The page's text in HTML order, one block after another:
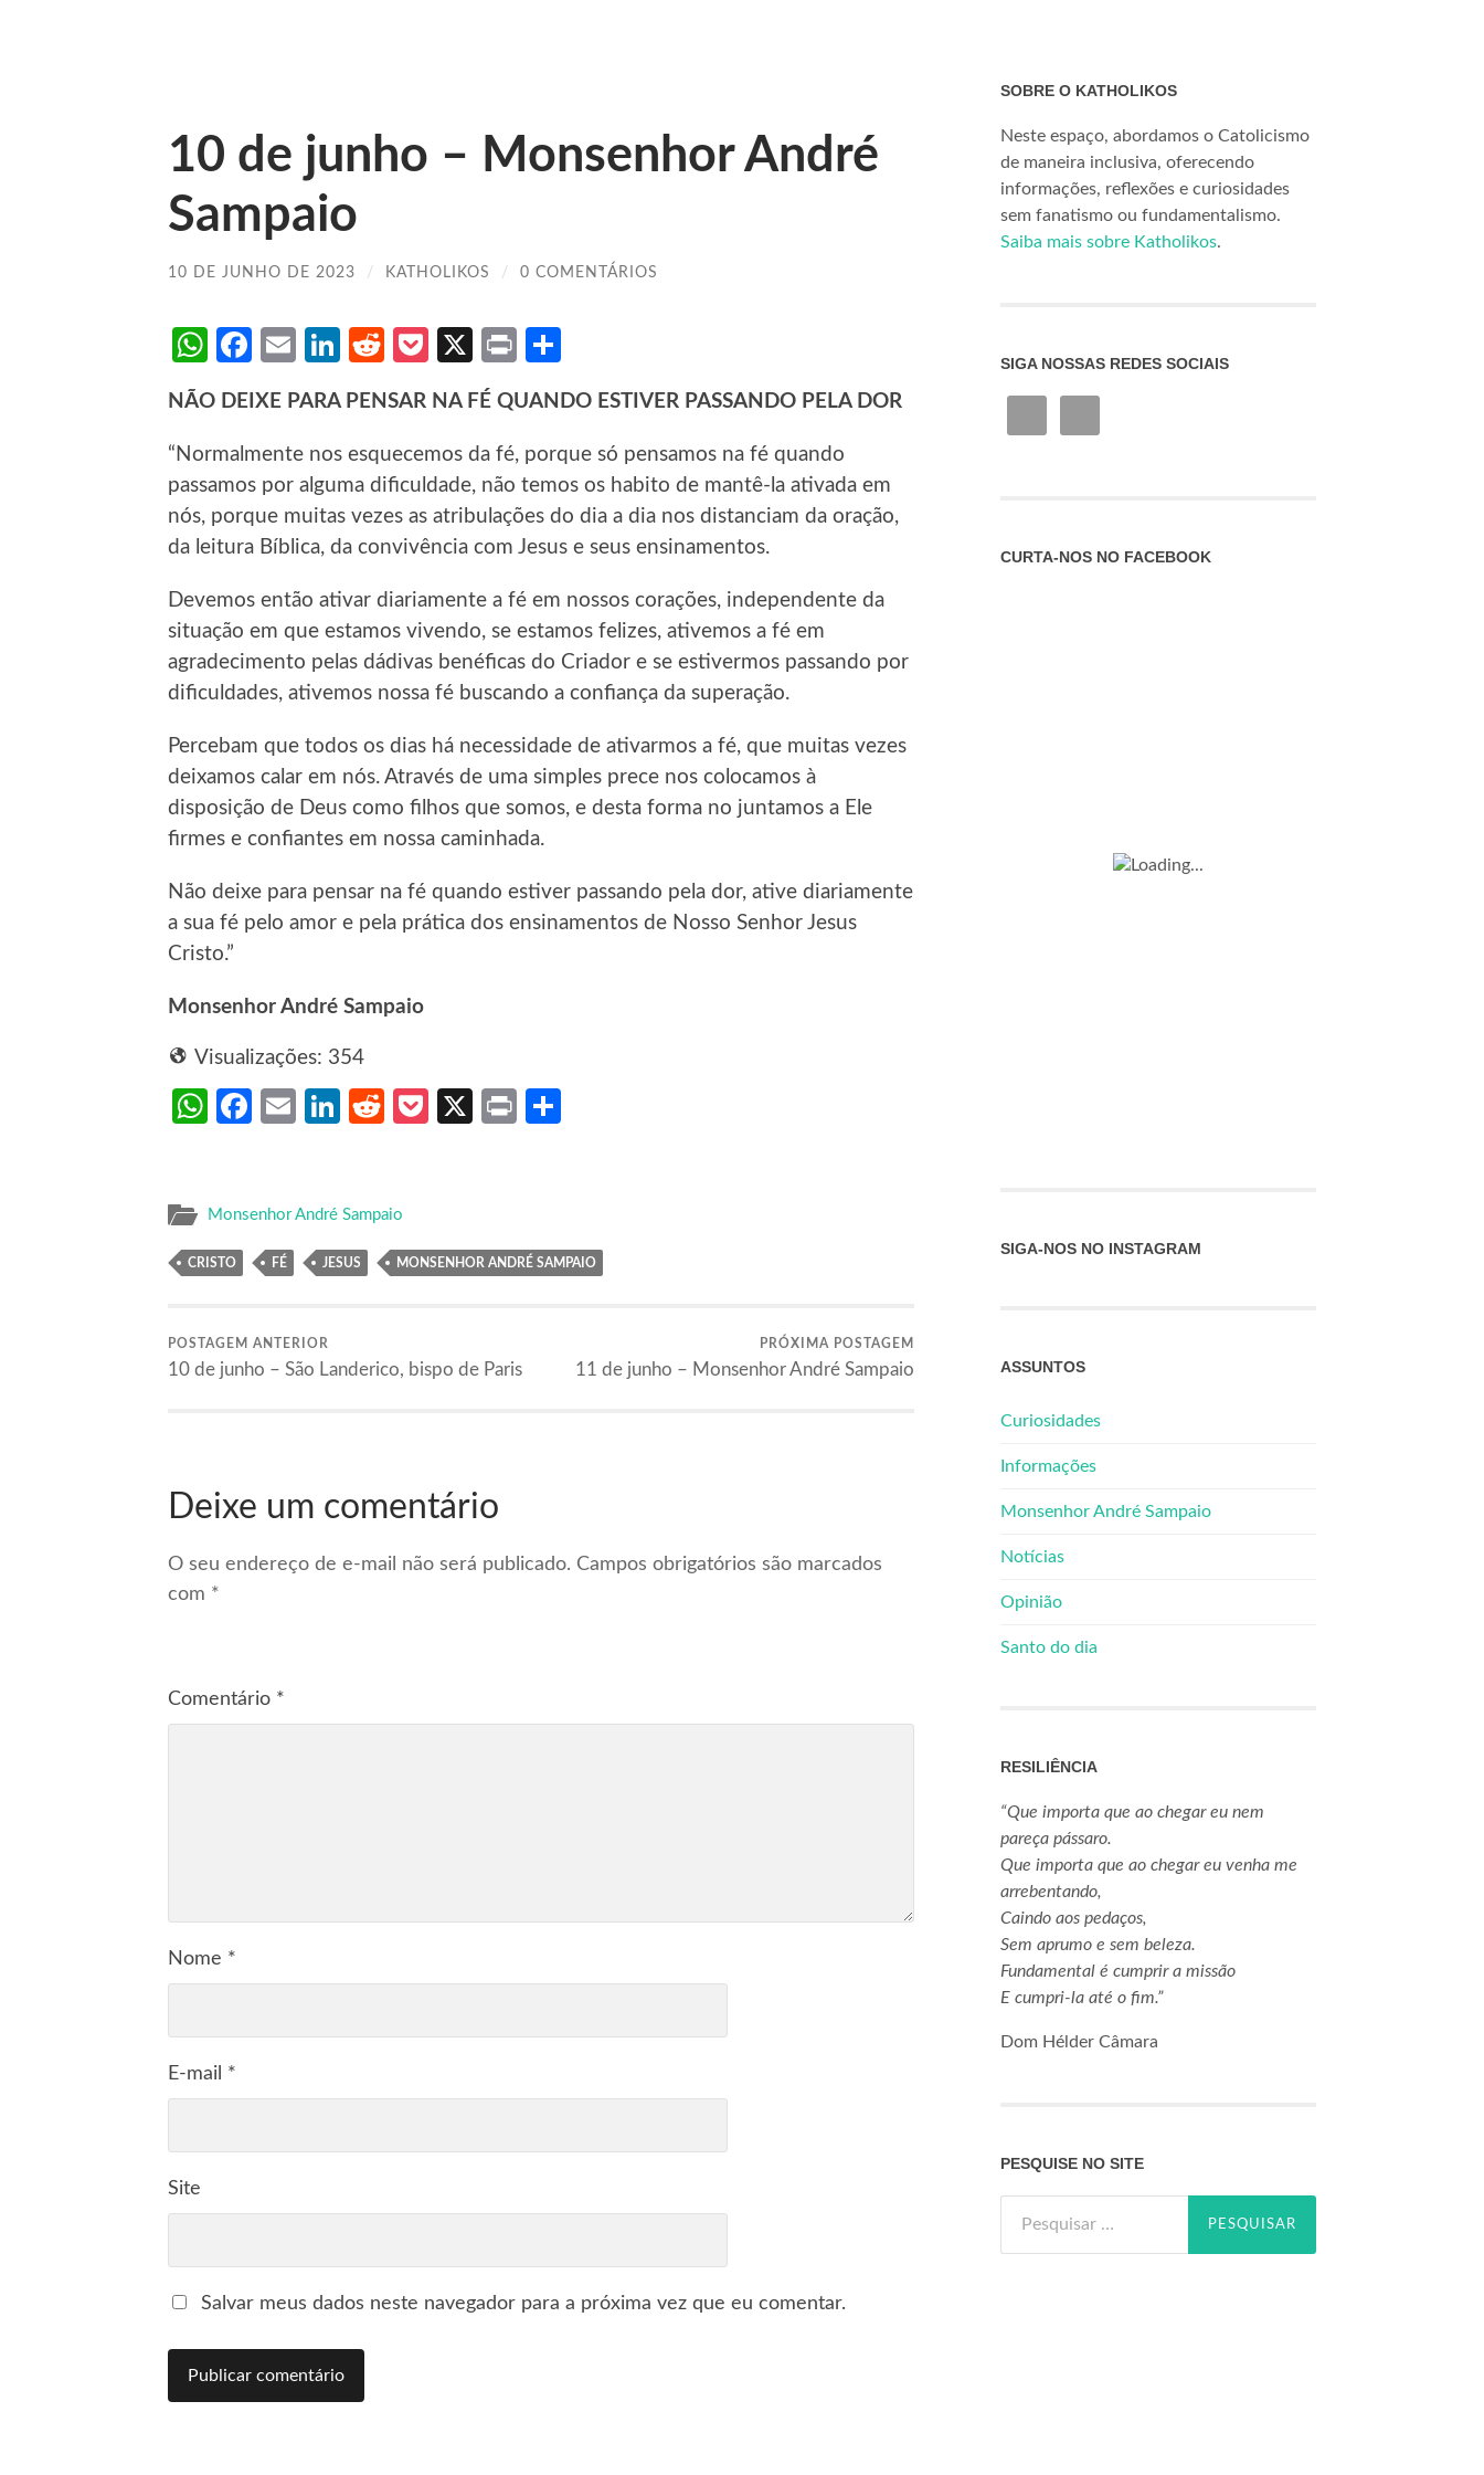
10 de junho – Monsenhor André
Sampaio
10 DE JUNHO DE 2023 / KATHOLIKOS / 0 COMENTÁRIOS
WhatsApp
Facebook
EmailLinkedIn
RedditPocket
X Print
NÃO DEIXE PARA PENSAR NA FÉ QUANDO ESTIVER PASSANDO PELA DOR
“Normalmente nos esquecemos da fé, porque só pensamos na fé quando
passamos por alguma dificuldade, não temos os habito de mantê-la ativada em
nós, porque muitas vezes as atribulações do dia a dia nos distanciam da oração,
da leitura Bíblica, da convivência com Jesus e seus ensinamentos.
Devemos então ativar diariamente a fé em nossos corações, independente da
situação em que estamos vivendo, se estamos felizes, ativemos a fé em
agradecimento pelas dádivas benéficas do Criador e se estivermos passando por
dificuldades, ativemos nossa fé buscando a confiança da superação.
Percebam que todos os dias há necessidade de ativarmos a fé, que muitas vezes
deixamos calar em nós. Através de uma simples prece nos colocamos à
disposição de Deus como filhos que somos, e desta forma no juntamos a Ele
firmes e confiantes em nossa caminhada.
Não deixe para pensar na fé quando estiver passando pela dor, ative diariamente
a sua fé pelo amor e pela prática dos ensinamentos de Nosso Senhor Jesus
Cristo.”
Monsenhor André Sampaio
Visualizações: 354
WhatsApp
Facebook
EmailLinkedIn
RedditPocket
X Print
Monsenhor André Sampaio
CRISTO FÉ JESUS MONSENHOR ANDRÉ SAMPAIO
POSTAGEM ANTERIOR
10 de junho – São Landerico, bispo de Paris
PRÓXIMA POSTAGEM
11 de junho – Monsenhor André Sampaio
Deixe um comentário
O seu endereço de e-mail não será publicado. Campos obrigatórios são marcados
com *
Comentário *
Nome *
E-mail *
Site
Salvar meus dados neste navegador para a próxima vez que eu comentar.
SOBRE O KATHOLIKOS
Neste espaço, abordamos o Catolicismo
de maneira inclusiva, oferecendo
informações, reflexões e curiosidades
sem fanatismo ou fundamentalismo.
Saiba mais sobre Katholikos.
SIGA NOSSAS REDES SOCIAIS
CURTA-NOS NO FACEBOOK
SIGA-NOS NO INSTAGRAM
ASSUNTOS
Curiosidades
Informações
Monsenhor André Sampaio
Notícias
Opinião
Santo do dia
RESILIÊNCIA
“Que importa que ao chegar eu nem
pareça pássaro.
Que importa que ao chegar eu venha me
arrebentando,
Caindo aos pedaços,
Sem aprumo e sem beleza.
Fundamental é cumprir a missão
E cumpri-la até o fim.”
Dom Hélder Câmara
PESQUISE NO SITE
por: